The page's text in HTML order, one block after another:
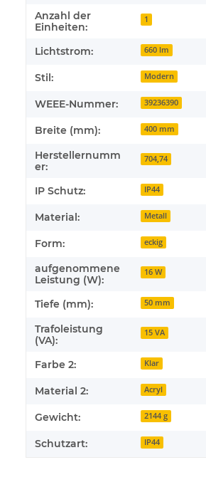
Anzahl der
Einheiten:
1
Lichtstrom: 660 lm
Stil: Modern
WEEE-Nummer: 39236390
Breite (mm): 400 mm
Herstellernumm
er:
704,74
IP Schutz: IP44
Material: Metall
Form: eckig
aufgenommene
Leistung (W):
16 W
Tiefe (mm): 50 mm
Trafoleistung
(VA):
15 VA
Farbe 2: Klar
Material 2: Acryl
Gewicht: 2144 g
Schutzart: IP44